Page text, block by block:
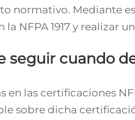
normativo. Mediante
NFPA 1917 y realizar
seguir cuando
en las certificaciones
sobre dicha